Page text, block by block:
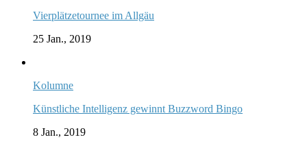
Vierplätzetournee im Allgäu
25 Jan., 2019
Kolumne
Künstliche Intelligenz gewinnt Buzzword Bingo
8 Jan., 2019